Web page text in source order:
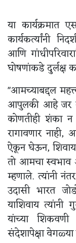
या कार्यक्रमात
कार्यकर्त्यांनी
आणि
घोषणांकडे दुर्लक्ष
"आमच्याबद्दल
आपुलकी आहे जर
कोणतीही शंका
रागावणार
ऐकून घेऊन,
तो आमचा स्वभाव
म्हणाले. त्यांनी
उदासी भारत
याशिवाय
यांच्या
संदेशापेक्षा